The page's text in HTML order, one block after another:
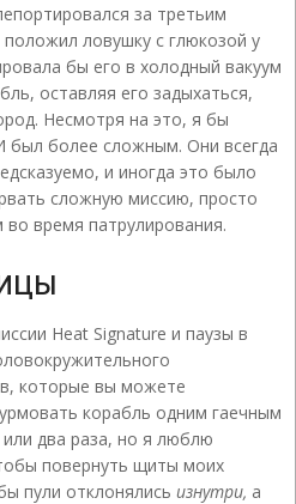
за третьим
положил ловушку с глюкозой у
бы его в холодный вакуум
оставляя его задыхаться,
Несмотря на это, я бы
был более сложным. Они всегда
и иногда это было
сложную миссию, просто
время патрулирования.
Heat Signature и паузы в
которые вы можете
корабль одним гаечным
два раза, но я люблю
повернуть щиты моих
пули отклонялись изнутри, а